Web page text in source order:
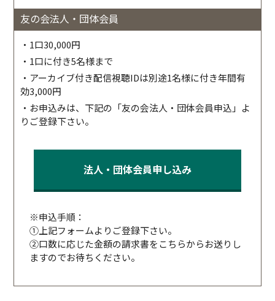
友の会法人・団体会員
・1口30,000円
・1口に付き5名様まで
・アーカイブ付き配信視聴IDは別途1名様に付き年間有
効3,000円
・お申込みは、下記の「友の会法人・団体会員申込」よ
りご登録下さい。
法人・団体会員申し込み
※申込手順：
①上記フォームよりご登録下さい。
②口数に応じた金額の請求書をこちらからお送りし
ますのでお待ちください。